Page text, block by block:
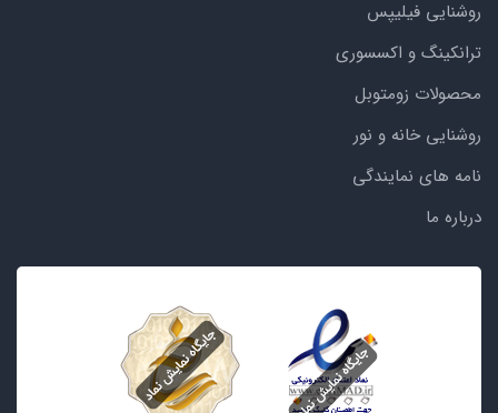
روشنایی فیلیپس
ترانکینگ و اکسسوری
محصولات زومتوبل
روشنایی خانه و نور
نامه های نمایندگی
درباره ما